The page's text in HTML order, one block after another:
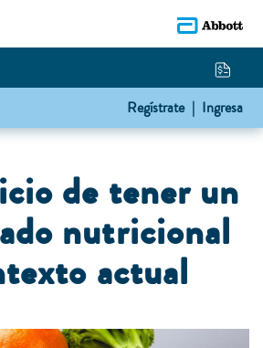
Regístrate | Ingresa
de tener un
nutricional
actual